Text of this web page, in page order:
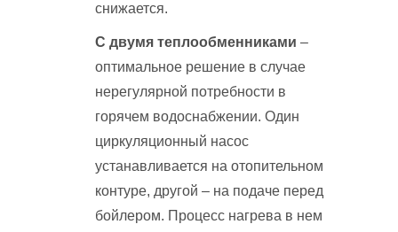
снижается.
С двумя теплообменниками –
оптимальное решение в случае
нерегулярной потребности в
горячем водоснабжении. Один
циркуляционный насос
устанавливается на отопительном
контуре, другой – на подаче перед
бойлером. Процесс нагрева в нем